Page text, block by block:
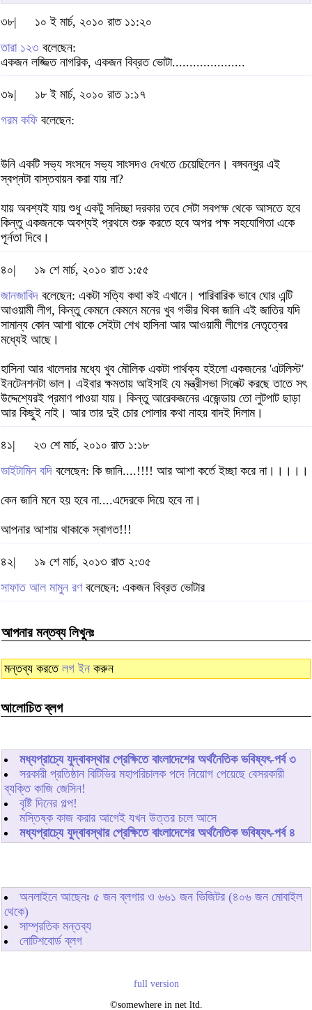
৩৮|
১০ ই মার্চ, ২০১০ রাত ১১:২০
তারা ১২৩ বলেছেন:
একজন লজ্জিত নাগরিক, একজন বিব্রত ভোটা.....................
৩৯|
১৮ ই মার্চ, ২০১০ রাত ১:১৭
গরম কফি বলেছেন:
উনি একটি সভ্য সংসদে সভ্য সাংসদও দেখতে চেয়েছিলেন। বঙ্গবন্ধুর এই
স্বপ্নটা বাস্তবায়ন করা যায় না?
যায় অবশ্যই যায় শুধু একটু সদিচ্ছা দরকার তবে সেটা সবপক্ষ থেকে আসতে হবে
কিন্তু একজনকে অবশ্যই প্রথমে শুরু করতে হবে অপর পক্ষ সহযোগিতা একে
পূর্নতা দিবে।
৪০|
১৯ শে মার্চ, ২০১০ রাত ১:৫৫
জানজাবিদ বলেছেন: একটা সত্যি কথা কই এখানে। পারিবারিক ভাবে ঘোর এন্টি
আওয়ামী লীগ, কিন্তু কেমনে কেমনে মনের খুব গভীর থিকা জানি এই জাতির যদি
সামান্য কোন আশা থাকে সেইটা শেখ হাসিনা আর আওয়ামী লীগের নেতৃত্বের
মধ্যেই আছে।
হাসিনা আর খালেদার মধ্যে খুব মৌলিক একটা পার্থক্য হইলো একজনের 'এটলিস্ট'
ইনটেনশনটা ভাল। এইবার ক্ষমতায় আইসাই যে মন্ত্রীসভা সিলেক্ট করছে তাতে সৎ
উদ্দেশ্যেরই প্রমাণ পাওয়া যায়। কিন্তু আরেকজনের এজেন্ডায় তো লুটপাট ছাড়া
আর কিছুই নাই। আর তার দুই চোর পোলার কথা নাহয় বাদই দিলাম।
৪১|
২৩ শে মার্চ, ২০১০ রাত ১:১৮
ভাইটামিন বদি বলেছেন: কি জানি....!!!! আর আশা কর্তে ইচ্ছা করে না।।।।।
কেন জানি মনে হয় হবে না....এদেরকে দিয়ে হবে না।
আপনার আশায় থাকাকে স্বাগত!!!
৪২|
১৯ শে মার্চ, ২০১৩ রাত ২:৩৫
সাফাত আল মামুন রণবলেছেন: একজন বিব্রত ভোটার
আপনার মন্তব্য লিখুনঃ
মন্তব্য করতে লগ ইন করুন
আলোচিত ব্লগ
মধ্যপ্রাচ্যে যুদ্বাবস্থার প্রেক্ষিতে বাংলাদেশের অর্থনৈতিক ভবিষ্যৎ-পর্ব ৩
সরকারী প্রতিষ্ঠান বিটিভির মহাপরিচালক পদে নিয়োগ পেয়েছে বেসরকারী
ব্যক্তি কাজি জেসিন!
বৃষ্টি দিনের গল্প!
মস্তিষ্ক কাজ করার আগেই যখন উত্তর চলে আসে
মধ্যপ্রাচ্যে যুদ্বাবস্থার প্রেক্ষিতে বাংলাদেশের অর্থনৈতিক ভবিষ্যৎ-পর্ব ৪
অনলাইনে আছেনঃ ৫ জন ব্লগার ও ৬৬১ জন ভিজিটর (৪০৬ জন মোবাইল
থেকে)
সাম্প্রতিক মন্তব্য
নোটিশবোর্ড ব্লগ
full version
©somewhere in net ltd.